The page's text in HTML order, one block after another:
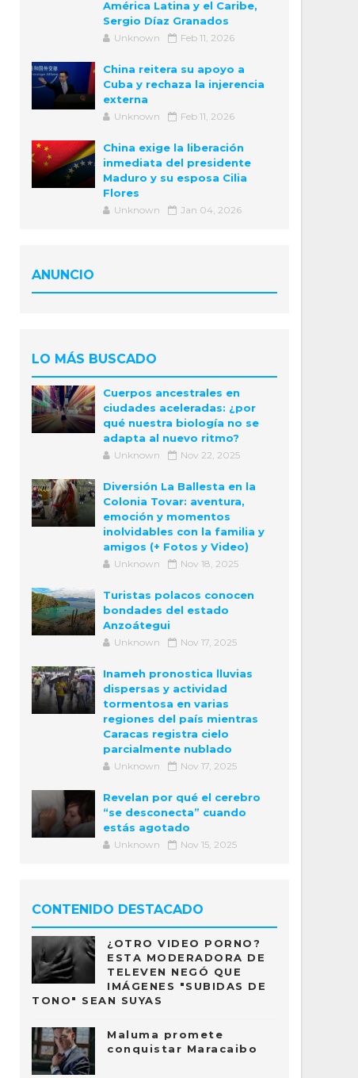
América Latina y el Caribe,
Sergio Díaz Granados
Unknown Feb 11, 2026
China reitera su apoyo a
Cuba y rechaza la injerencia
externa
Unknown Feb 11, 2026
China exige la liberación
inmediata del presidente
Maduro y su esposa Cilia
Flores
Unknown Jan 04, 2026
ANUNCIO
LO MÁS BUSCADO
Cuerpos ancestrales en
ciudades aceleradas: ¿por
qué nuestra biología no se
adapta al nuevo ritmo?
Unknown Nov 22, 2025
Diversión La Ballesta en la
Colonia Tovar: aventura,
emoción y momentos
inolvidables con la familia y
amigos (+ Fotos y Video)
Unknown Nov 18, 2025
Turistas polacos conocen
bondades del estado
Anzoátegui
Unknown Nov 17, 2025
Inameh pronostica lluvias
dispersas y actividad
tormentosa en varias
regiones del país mientras
Caracas registra cielo
parcialmente nublado
Unknown Nov 17, 2025
Revelan por qué el cerebro
“se desconecta” cuando
estás agotado
Unknown Nov 15, 2025
CONTENIDO DESTACADO
¿OTRO VIDEO PORNO?
ESTA MODERADORA DE
TELEVEN NEGÓ QUE
IMÁGENES "SUBIDAS DE
TONO" SEAN SUYAS
Maluma promete
conquistar Maracaibo